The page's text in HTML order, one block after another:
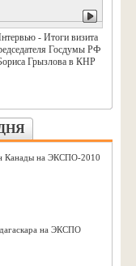
- Итоги визита
Госдумы РФ
Грызлова в КНР
Канады на ЭКСПО-2010
на ЭКСПО